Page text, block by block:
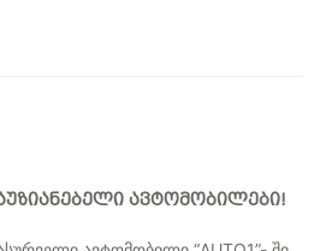
ავტომობილები!